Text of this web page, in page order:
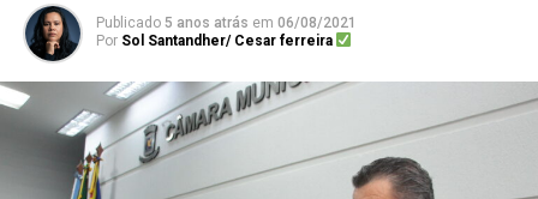
Publicado 5 anos atrás em 06/08/2021
Por Sol Santandher/ Cesar ferreira